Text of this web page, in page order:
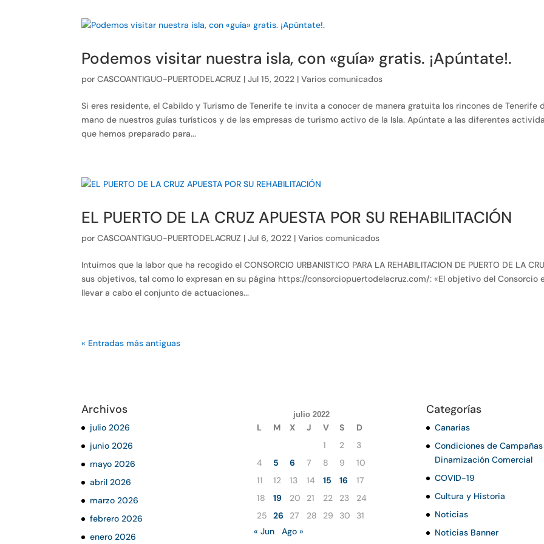
Podemos visitar nuestra isla, con «guía» gratis. ¡Apúntate!.
porCASCOANTIGUO-PUERTODELACRUZ |Jul 15, 2022 |Varios comunicados
Si eres residente, el Cabildo y Turismo de Tenerife te invita a conocer de manera gratuita los rincones de Tenerife
mano de nuestros guías turísticos y de las empresas de turismo activo de la Isla. Apúntate a las diferentes
que hemos preparado para...
EL PUERTO DE LA CRUZ APUESTA POR SU REHABILITACIÓN
porCASCOANTIGUO-PUERTODELACRUZ |Jul 6, 2022 |Varios comunicados
Intuimos que la labor que ha recogido el CONSORCIO URBANISTICO PARA LA REHABILITACION DE PUERTO DE LA
sus objetivos, tal como lo expresan en su página https://consorciopuertodelacruz.com/: «El objetivo del Consorcio
llevar a cabo el conjunto de actuaciones...
« Entradas más antiguas
Archivos
julio 2026
junio 2026
mayo 2026
abril 2026
marzo 2026
febrero 2026
enero 2026
julio 2022
L M X J V S
D
1
2
3
4
5 6 7 8 9
10
11
12 13 14 15 16
17
18
19 20 21 22 23
24
25
26 27 28 29 30
31
« Jun
Ago »
Categorías
Canarias
Condiciones de
Dinamización Comercial
COVID-19
Cultura y Historia
Noticias
Noticias Banner